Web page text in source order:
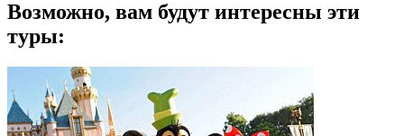
Возможно, вам будут интересны эти
туры: